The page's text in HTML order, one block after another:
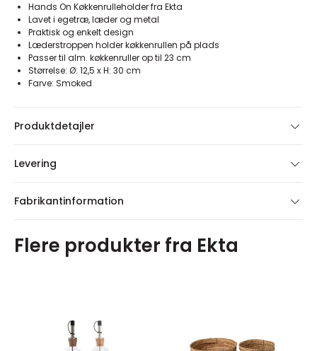
Hands On Køkkenrulleholder fra Ekta
Lavet i egetræ, læder og metal
Praktisk og enkelt design
Læderstroppen holder køkkenrullen på plads
Passer til alm. køkkenruller op til 23 cm
Størrelse: Ø: 12,5 x H: 30 cm
Farve: Smoked
Produktdetajler
Levering
Fabrikantinformation
Flere produkter fra Ekta